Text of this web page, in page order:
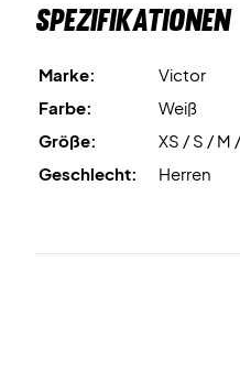
Spezifikationen
Marke:
Victor
Farbe:
Weiß
Größe:
XS / S / M
Geschlecht:
Herren